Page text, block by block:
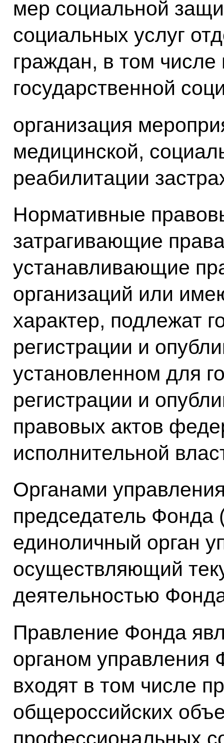
мер социальной
социальных услуг
граждан, в том числе
государственной
организация
медицинской,
реабилитации
Нормативные
затрагивающие
устанавливающие
организаций или
характер, подлежат
регистрации и
установленном для
регистрации и
правовых актов
исполнительной
Органами
председатель Фонда
единоличный орган
осуществляющий
деятельностью
Правление Фонда
органом управления
входят в том числе
общероссийских